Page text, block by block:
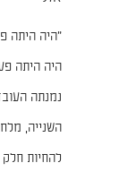
"היה היתה
היה היתה
נמנתה
השנייה,
להחיות